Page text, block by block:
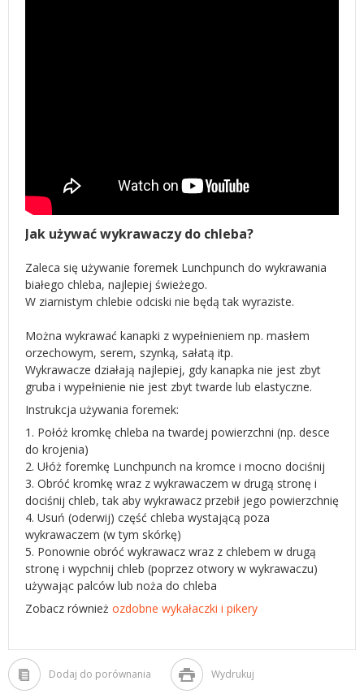
Jak używać wykrawaczy do chleba?
Zaleca się używanie foremek Lunchpunch do wykrawania
białego chleba, najlepiej świeżego.
W ziarnistym chlebie odciski nie będą tak wyraziste.
Można wykrawać kanapki z wypełnieniem np. masłem
orzechowym, serem, szynką, sałatą itp.
Wykrawacze działają najlepiej, gdy kanapka nie jest zbyt
gruba i wypełnienie nie jest zbyt twarde lub elastyczne.
Instrukcja używania foremek:
1. Połóż kromkę chleba na twardej powierzchni (np. desce
do krojenia)
2. Ułóż foremkę Lunchpunch na kromce i mocno dociśnij
3. Obróć kromkę wraz z wykrawaczem w drugą stronę i
dociśnij chleb, tak aby wykrawacz przebił jego powierzchnię
4. Usuń (oderwij) część chleba wystającą poza
wykrawaczem (w tym skórkę)
5. Ponownie obróć wykrawacz wraz z chlebem w drugą
stronę i wypchnij chleb (poprzez otwory w wykrawaczu)
używając palców lub noża do chleba
Zobacz również ozdobne wykałaczki i pikery
Dodaj do porównania Wydrukuj